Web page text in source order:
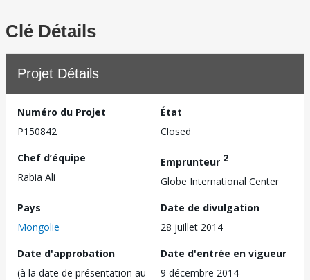
Clé Détails
Projet Détails
Numéro du Projet
P150842
État
Closed
Chef d’équipe
Rabia Ali
Emprunteur 2
Globe International Center
Pays
Mongolie
Date de divulgation
28 juillet 2014
Date d'approbation
(à la date de présentation au
Date d'entrée en vigueur
9 décembre 2014